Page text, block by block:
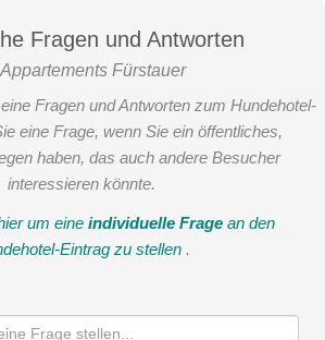
Fragen und Antworten
Appartements Fürstauer
Fragen und Antworten zum Hundehotel-
eine Frage, wenn Sie ein öffentliches,
haben, das auch andere Besucher
interessieren könnte.
um eineindividuelle Frage an den
Eintrag zu stellen .